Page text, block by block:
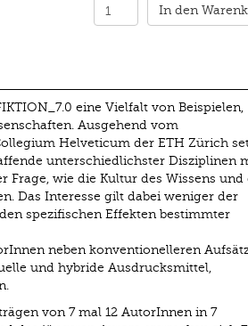
In den
eine Vielfalt von Beispielen,
Ausgehend vom
Helveticum der ETH Zürich
unterschiedlichster Disziplinen
wie die Kultur des Wissens und
Das Interesse gilt dabei weniger der
spezifischen Effekten bestimmter
neben konventionelleren
und hybride Ausdrucksmittel,
von 7 mal 12 AutorInnen in 7